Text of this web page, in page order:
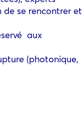
de se rencontrer et
aux
(photonique,